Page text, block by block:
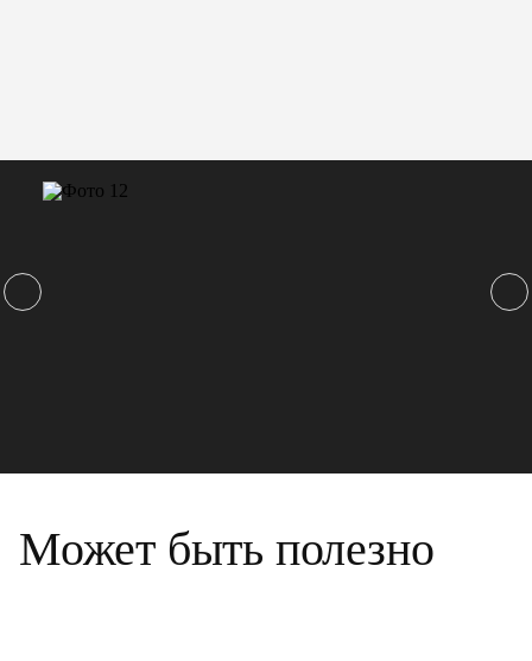
Может быть полезно